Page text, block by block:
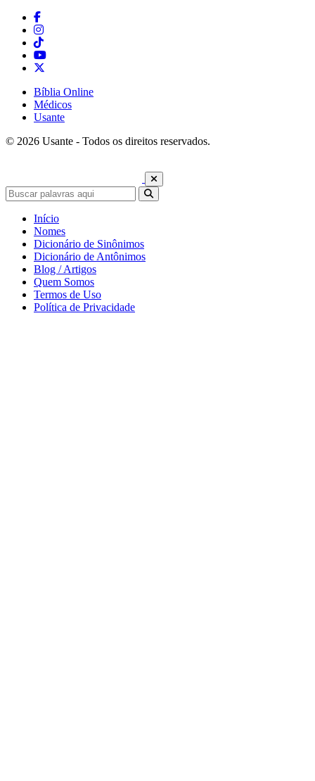
Bíblia Online
Médicos
Usante
© 2026 Usante - Todos os direitos reservados.
Início
Nomes
Dicionário de Sinônimos
Dicionário de Antônimos
Blog / Artigos
Quem Somos
Termos de Uso
Política de Privacidade